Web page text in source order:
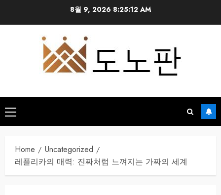
8월 9, 2026 8:25:13 AM
Primary
Menu
Home
Uncategorized
레플리카의 매력: 진짜처럼 느껴지는 가짜의 세계